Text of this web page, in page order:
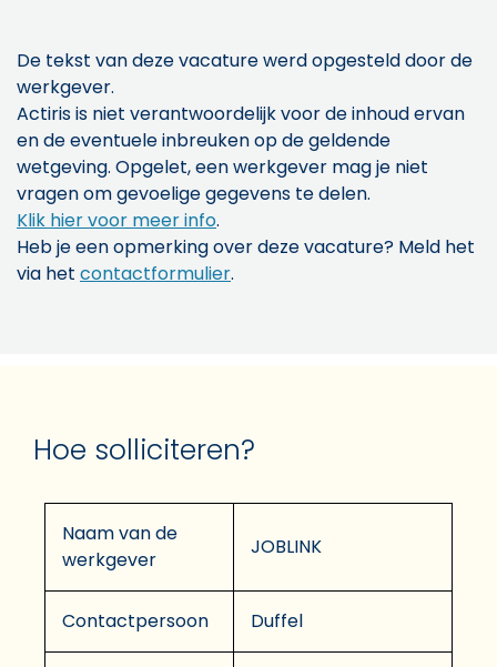
De tekst van deze vacature werd opgesteld door de
werkgever.
Actiris is niet verantwoordelijk voor de inhoud ervan
en de eventuele inbreuken op de geldende
wetgeving. Opgelet, een werkgever mag je niet
vragen om gevoelige gegevens te delen.
Klik hier voor meer info.
Heb je een opmerking over deze vacature? Meld het
via het contactformulier.
Hoe solliciteren?
Naam van de
werkgever
JOBLINK
Contactpersoon Duffel